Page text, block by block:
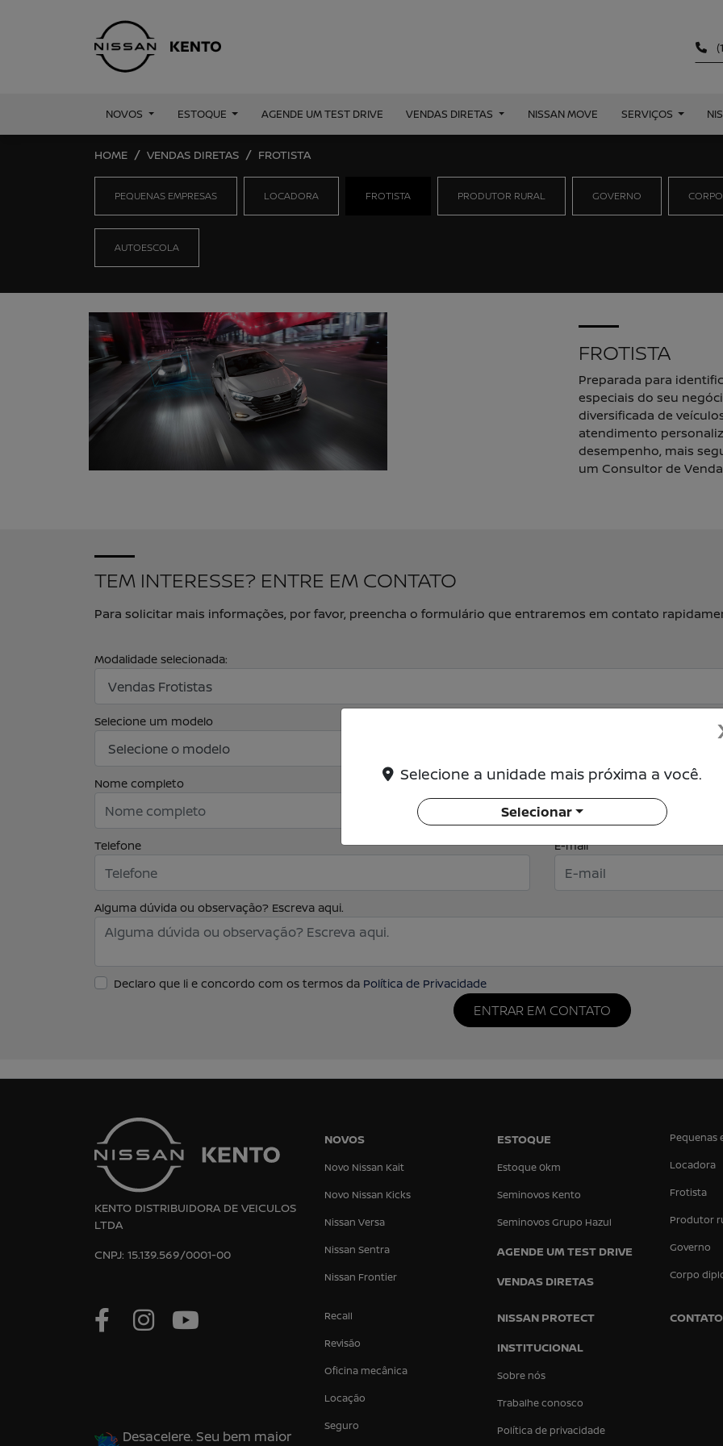
NOVOS ESTOQUE AGENDE UM TEST DRIVE VENDAS DIRETAS NISSAN MOVE SERVIÇOS
HOME VENDAS DIRETAS FROTISTA
PEQUENAS EMPRESAS LOCADORA FROTISTA PRODUTOR RURAL GOVERNO
AUTOESCOLA
FROTISTA
Preparada para
especiais do seu
diversificada de
atendimento
desempenho, mais
um Consultor de
TEM INTERESSE? ENTRE EM CONTATO
Para solicitar mais informações, por favor, preencha o formulário que entraremos em contato
Modalidade selecionada:
Selecione um modelo
Nome completo
Telefone E-mail
Alguma dúvida ou observação? Escreva aqui.
Declaro que li e concordo com os termos da Política de Privacidade
ENTRAR EM CONTATO
KENTO DISTRIBUIDORA DE VEICULOS
LTDA
CNPJ: 15.139.569/0001-00
Desacelere. Seu bem maior
NOVOS
Novo Nissan Kait
Novo Nissan Kicks
Nissan Versa
Nissan Sentra
Nissan Frontier
ESTOQUE
Estoque 0km
Seminovos Kento
Seminovos Grupo Hazul
AGENDE UM TEST DRIVE
VENDAS DIRETAS
Pequenas
Locadora
Frotista
Produtor
Governo
Corpo
Recall
Revisão
Oficina mecânica
Locação
Seguro
NISSAN PROTECT
INSTITUCIONAL
Sobre nós
Trabalhe conosco
Política de privacidade
CONTATO
Selecione a unidade mais próxima a você.
Selecionar